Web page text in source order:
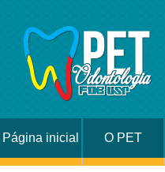
Página inicial O PET